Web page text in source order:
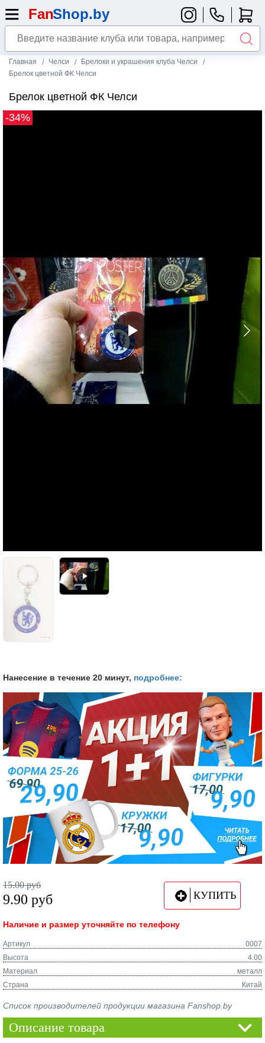
Главная Челси
Брелоки и украшения клуба Челси
Брелок цветной ФК Челси
Брелок цветной ФК Челси
-34%
Нанесение в течение 20 минут, подробнее:
15.00 руб
9.90 руб КУПИТЬ
Наличие и размер уточняйте по телефону
Артикул
0007
Высота
4.00
Материал
металл
Страна
Китай
Список производителей продукции магазина Fanshop.by
Описание товара